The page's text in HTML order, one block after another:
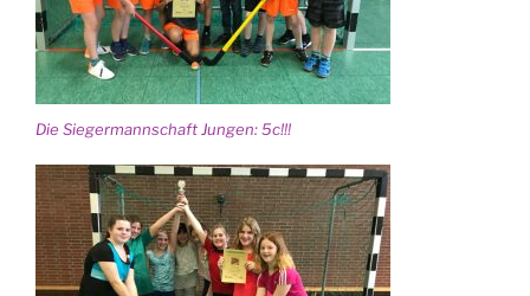
Die Sie­ger­mann­schaft Jun­gen: 5c!!!